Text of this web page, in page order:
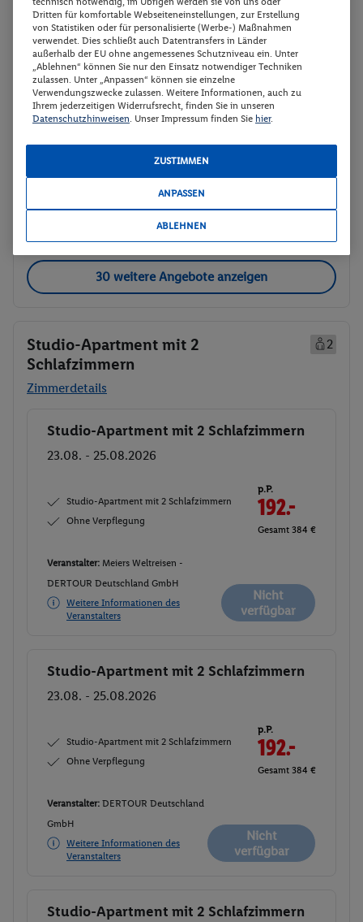
Buchen
Studio mit 1 Schlafzimmer
16.09. - 18.09.2026
Studio mit 1 Schlafzimmer
p.P.
164.
Weitere Informationen des
30 weitere Angebote anzeigen
Studio-Apartment mit 2
Schlafzimmern
2
Zimmerdetails
Buchen
Studio-Apartment mit 2 Schlafzimmern
23.08. - 25.08.2026
Studio-Apartment mit 2 Schlafzimmern
Ohne Verpflegung
p.P.
192.-
Gesamt 384 €
Veranstalter: Meiers Weltreisen -
DERTOUR Deutschland GmbH
Weitere Informationen des
Veranstalters
Nicht
verfügbar
Buchen
Studio-Apartment mit 2 Schlafzimmern
23.08. - 25.08.2026
Studio-Apartment mit 2 Schlafzimmern
Ohne Verpflegung
p.P.
192.-
Gesamt 384 €
Veranstalter: DERTOUR Deutschland
GmbH
Weitere Informationen des
Veranstalters
Nicht
verfügbar
Buchen
Studio-Apartment mit 2 Schlafzimmern
Dritten für komfortable Webseiteneinstellungen, zur Erstellung
von Statistiken oder für personalisierte (Werbe-) Maßnahmen
verwendet. Dies schließt auch Datentransfers in Länder
außerhalb der EU ohne angemessenes Schutzniveau ein. Unter
„Ablehnen“ können Sie nur den Einsatz notwendiger Techniken
zulassen. Unter „Anpassen“ können sie einzelne
Verwendungszwecke zulassen. Weitere Informationen, auch zu
Ihrem jederzeitigen Widerrufsrecht, finden Sie in unseren
Datenschutzhinweisen . Unser Impressum finden Sie hier.
ZUSTIMMEN
ANPASSEN
ABLEHNEN